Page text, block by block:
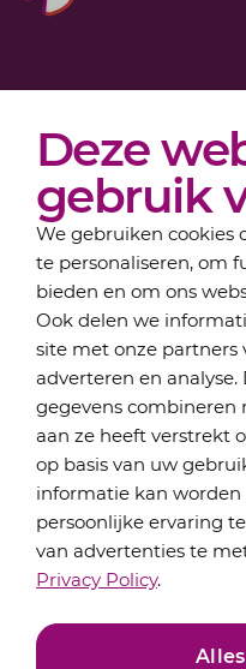
Deze
gebruik
We gebruiken cookies
te personaliseren, om
bieden en om ons
Ook delen we
site met onze partners
adverteren en
gegevens
aan ze heeft verstrekt
op basis van uw
informatie kan
persoonlijke ervaring
van advertenties te
Privacy Policy.
Actueel
Over Lansigt
Contact
Schrijf je in voor
Elke maand bundelen
de eSigt het nieuws.
Jouw emailadres
Inschrijven